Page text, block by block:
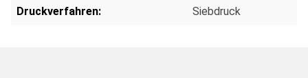
Druckverfahren: Siebdruck